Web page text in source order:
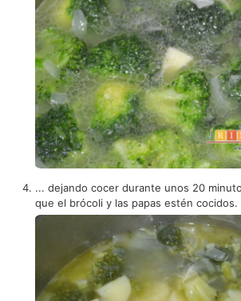
... dejando cocer durante unos 20
que el brócoli y las papas estén cocidos.